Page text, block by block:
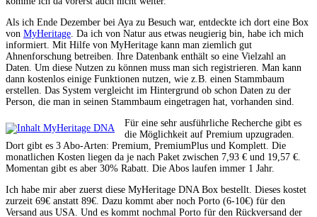
Als ich Ende Dezember bei Aya zu Besuch war, entdeckte ich dort eine Box
von MyHeritage. Da ich von Natur aus etwas neugierig bin, habe ich mich
informiert. Mit Hilfe von MyHeritage kann man ziemlich gut
Ahnenforschung betreiben. Ihre Datenbank enthält so eine Vielzahl an
Daten. Um diese Nutzen zu können muss man sich registrieren. Man kann
dann kostenlos einige Funktionen nutzen, wie z.B. einen Stammbaum
erstellen. Das System vergleicht im Hintergrund ob schon Daten zu der
Person, die man in seinen Stammbaum eingetragen hat, vorhanden sind.
Für eine sehr ausführliche Recherche gibt es
die Möglichkeit auf Premium upzugraden.
Dort gibt es 3 Abo-Arten: Premium, PremiumPlus und Komplett. Die
monatlichen Kosten liegen da je nach Paket zwischen 7,93 € und 19,57 €.
Momentan gibt es aber 30% Rabatt. Die Abos laufen immer 1 Jahr.
Ich habe mir aber zuerst diese MyHeritage DNA Box bestellt. Dieses kostet
zurzeit 69€ anstatt 89€. Dazu kommt aber noch Porto (6-10€) für den
Versand aus USA. Und es kommt nochmal Porto für den Rückversand der